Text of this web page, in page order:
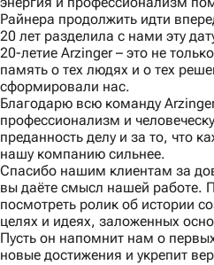
Райнера продолжить идти
20 лет разделила с нами эту
20-летие Arzinger – это не
память о тех людях и о тех
сформировали нас.
Благодарю всю команду
профессионализм и
преданность делу и за то, что
нашу компанию сильнее.
Спасибо нашим клиентам за
вы даёте смысл нашей работе.
посмотреть ролик об истории
целях и идеях, заложенных
Пусть он напомнит нам о
новые достижения и укрепит